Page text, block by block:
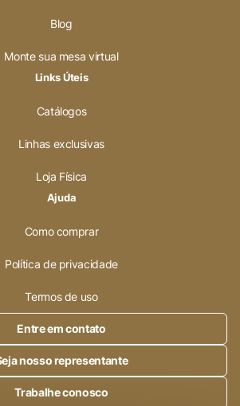
Blog
Monte sua mesa virtual
Links Úteis
Catálogos
Linhas exclusivas
Loja Física
Ajuda
Como comprar
Política de privacidade
Termos de uso
Entre em contato
nosso representante
Trabalhe conosco